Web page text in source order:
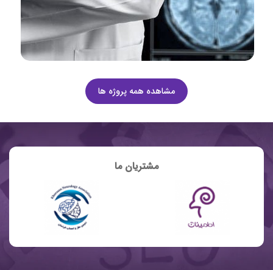
مشاهده همه پروژه ها
مشتریان ما